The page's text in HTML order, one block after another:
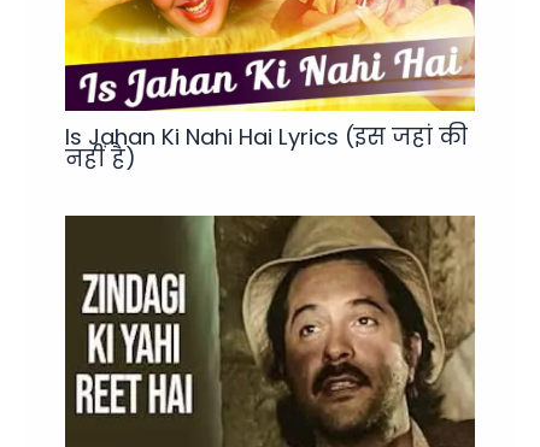
Is Jahan Ki Nahi Hai Lyrics (इस जहां की
नहीं है)